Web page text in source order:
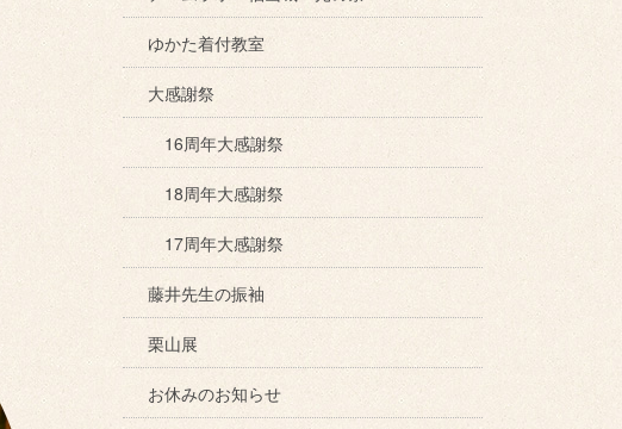
ゆかた着付教室
大感謝祭
16周年大感謝祭
18周年大感謝祭
17周年大感謝祭
藤井先生の振袖
栗山展
お休みのお知らせ